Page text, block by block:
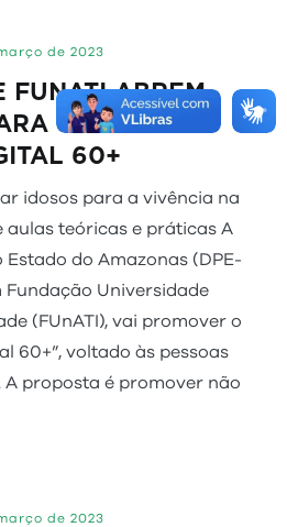
de 2023
FUNATI ABREM
CURSO
60+
idosos para a vivência na
aulas teóricas e práticas A
do Amazonas (DPE-
Fundação Universidade
(FUnATI), vai promover o
60+”, voltado às pessoas
A proposta é promover não
de 2023